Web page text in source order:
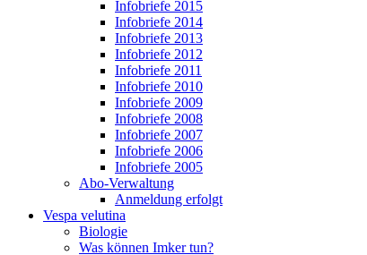
Infobriefe 2015
Infobriefe 2014
Infobriefe 2013
Infobriefe 2012
Infobriefe 2011
Infobriefe 2010
Infobriefe 2009
Infobriefe 2008
Infobriefe 2007
Infobriefe 2006
Infobriefe 2005
Abo-Verwaltung
Anmeldung erfolgt
Vespa velutina
Biologie
Was können Imker tun?